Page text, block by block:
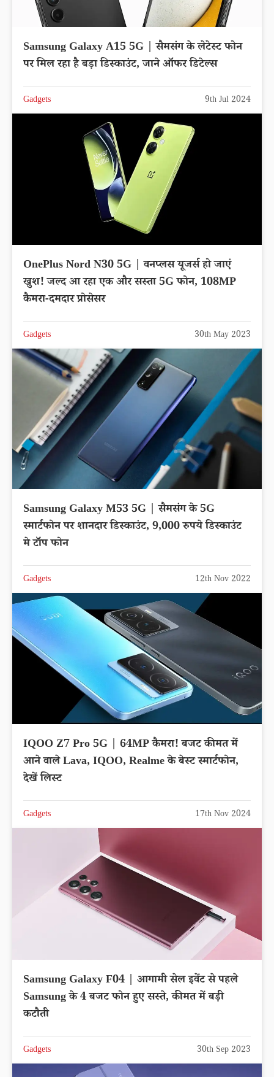
Samsung Galaxy A15 5G | सैमसंग के लेटेस्ट फोन
पर मिल रहा है बड़ा डिस्काउंट, जाने ऑफर डिटेल्स
Gadgets 9th Jul 2024
OnePlus Nord N30 5G | वनप्लस यूजर्स हो जाएं
खुश! जल्द आ रहा एक और सस्ता 5G फोन, 108MP
कैमरा-दमदार प्रोसेसर
Gadgets 30th May 2023
Samsung Galaxy M53 5G | सैमसंग के 5G
स्मार्टफोन पर शानदार डिस्काउंट, 9,000 रुपये डिस्काउंट
मे टॉप फोन
Gadgets 12th Nov 2022
IQOO Z7 Pro 5G | 64MP कैमरा! बजट कीमत में
आने वाले Lava, IQOO, Realme के बेस्ट स्मार्टफोन,
देखें लिस्ट
Gadgets 17th Nov 2024
Samsung Galaxy F04 | आगामी सेल इवेंट से पहले
Samsung के 4 बजट फोन हुए सस्ते, कीमत में बड़ी
कटौती
Gadgets 30th Sep 2023